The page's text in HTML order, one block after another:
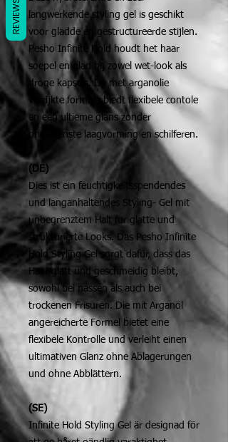
langwerkende styling gel is geschikt
voor gladde en gestructureerde stijlen.
Pesho Infinite Hold houdt het haar
soepel en glad bij zowel wet-look als
droge kapsels. De met arganolie
verrijkte formule biedt flexibele contole
en een ultieme glans zonder
ongewenste laagvorming en schilferen.
(DE)
Dies ist ein feuchtigkeitsspendendes
und langanhaltendes Styling- Gel mit
unbegrenztem Halt für glatte und
strukturierte Looks. Das Pesho Infinite
Hold Styling Gel sorgt dafür, dass das
Haar glatt und geschmeidig bleibt,
sowohl bei nassen als auch bei
trockenen Frisuren. Die mit Arganöl
angereicherte Formel bietet eine
flexibele Kontrolle und verleiht einen
ultimativen Glanz ohne Ablagerungen
und ohne Abblättern.
(SE)
Infinite Hold Styling Gel är designad för
REVIEWS